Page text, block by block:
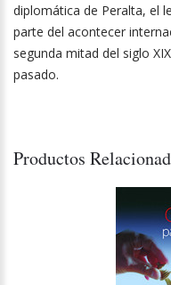
diplomática de Peralta, el
parte del acontecer
segunda mitad del siglo
pasado.
Productos